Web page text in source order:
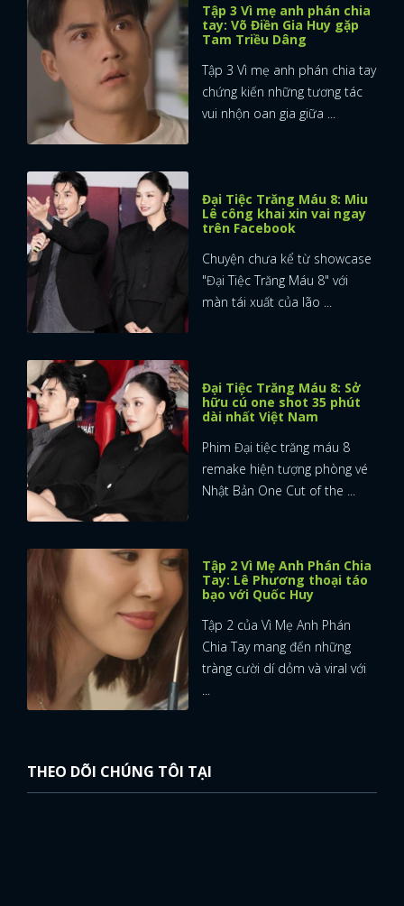
Tập 3 Vì mẹ anh phán chia
tay: Võ Điền Gia Huy gặp
Tam Triều Dâng
Tập 3 Vì mẹ anh phán chia tay
chứng kiến những tương tác
vui nhộn oan gia giữa ...
Đại Tiệc Trăng Máu 8: Miu
Lê công khai xin vai ngay
trên Facebook
Chuyện chưa kể từ showcase
"Đại Tiệc Trăng Máu 8" với
màn tái xuất của lão ...
Đại Tiệc Trăng Máu 8: Sở
hữu cú one shot 35 phút
dài nhất Việt Nam
Phim Đại tiệc trăng máu 8
remake hiện tượng phòng vé
Nhật Bản One Cut of the ...
Tập 2 Vì Mẹ Anh Phán Chia
Tay: Lê Phương thoại táo
bạo với Quốc Huy
Tập 2 của Vì Mẹ Anh Phán
Chia Tay mang đến những
tràng cười dí dỏm và viral với
THEO DÕI CHÚNG TÔI TẠI